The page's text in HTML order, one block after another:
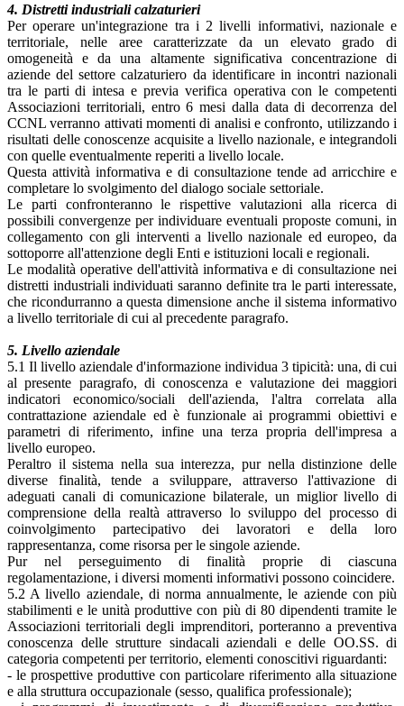
4. Distretti industriali calzaturieri
Per operare un'integrazione tra i 2 livelli informativi, nazionale e
territoriale, nelle aree caratterizzate da un elevato grado di
omogeneità e da una altamente significativa concentrazione di
aziende del settore calzaturiero da identificare in incontri nazionali
tra le parti di intesa e previa verifica operativa con le competenti
Associazioni territoriali, entro 6 mesi dalla data di decorrenza del
CCNL verranno attivati momenti di analisi e confronto, utilizzando i
risultati delle conoscenze acquisite a livello nazionale, e integrandoli
con quelle eventualmente reperiti a livello locale.
Questa attività informativa e di consultazione tende ad arricchire e
completare lo svolgimento del dialogo sociale settoriale.
Le parti confronteranno le rispettive valutazioni alla ricerca di
possibili convergenze per individuare eventuali proposte comuni, in
collegamento con gli interventi a livello nazionale ed europeo, da
sottoporre all'attenzione degli Enti e istituzioni locali e regionali.
Le modalità operative dell'attività informativa e di consultazione nei
distretti industriali individuati saranno definite tra le parti interessate,
che ricondurranno a questa dimensione anche il sistema informativo
a livello territoriale di cui al precedente paragrafo.
5. Livello aziendale
5.1 Il livello aziendale d'informazione individua 3 tipicità: una, di cui
al presente paragrafo, di conoscenza e valutazione dei maggiori
indicatori economico/sociali dell'azienda, l'altra correlata alla
contrattazione aziendale ed è funzionale ai programmi obiettivi e
parametri di riferimento, infine una terza propria dell'impresa a
livello europeo.
Peraltro il sistema nella sua interezza, pur nella distinzione delle
diverse finalità, tende a sviluppare, attraverso l'attivazione di
adeguati canali di comunicazione bilaterale, un miglior livello di
comprensione della realtà attraverso lo sviluppo del processo di
coinvolgimento partecipativo dei lavoratori e della loro
rappresentanza, come risorsa per le singole aziende.
Pur nel perseguimento di finalità proprie di ciascuna
regolamentazione, i diversi momenti informativi possono coincidere.
5.2 A livello aziendale, di norma annualmente, le aziende con più
stabilimenti e le unità produttive con più di 80 dipendenti tramite le
Associazioni territoriali degli imprenditori, porteranno a preventiva
conoscenza delle strutture sindacali aziendali e delle OO.SS. di
categoria competenti per territorio, elementi conoscitivi riguardanti:
- le prospettive produttive con particolare riferimento alla situazione
e alla struttura occupazionale (sesso, qualifica professionale);